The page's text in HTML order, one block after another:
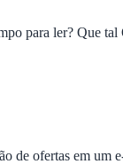
para ler? Que
de ofertas em um